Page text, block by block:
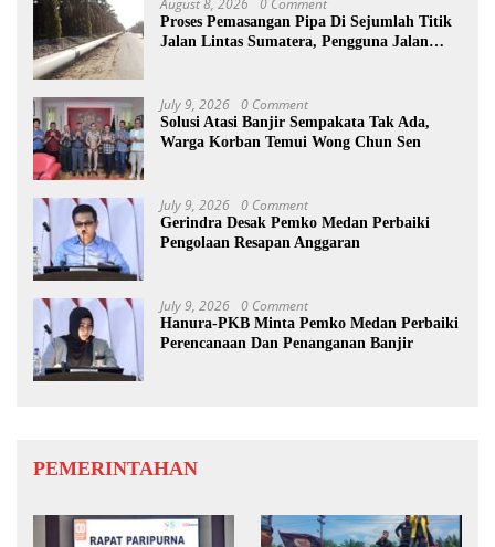
August 8, 2026 0 Comment
Proses Pemasangan Pipa Di Sejumlah Titik
Jalan Lintas Sumatera, Pengguna Jalan
July 9, 2026 0 Comment
Solusi Atasi Banjir Sempakata Tak Ada,
Warga Korban Temui Wong Chun Sen
July 9, 2026 0 Comment
Gerindra Desak Pemko Medan Perbaiki
Pengolaan Resapan Anggaran
July 9, 2026 0 Comment
Hanura-PKB Minta Pemko Medan Perbaiki
Perencanaan Dan Penanganan Banjir
PEMERINTAHAN